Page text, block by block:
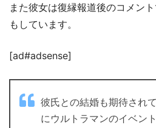
また彼女は復縁報道後のコメン
もしています。
[ad#adsense]
彼氏との結婚も期待され
にウルトラマンのイベン